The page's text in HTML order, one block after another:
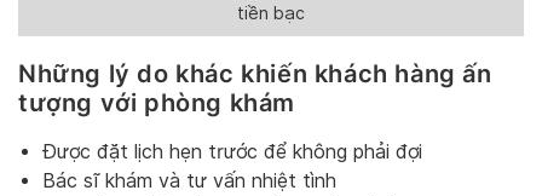
tiền bạc
Những lý do khác khiến khách hàng ấn
tượng với phòng khám
Được đặt lịch hẹn trước để không phải đợi
Bác sĩ khám và tư vấn nhiệt tình